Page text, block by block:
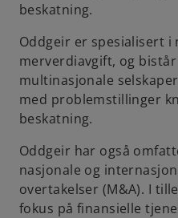
a
b
beskatning.
Oddgeir er spesialisert
merverdiavgift, og
multinasjonale
med problemstillinger
beskatning.
Oddgeir har også
nasjonale og
overtakelser (M&A). I
fokus på finansielle